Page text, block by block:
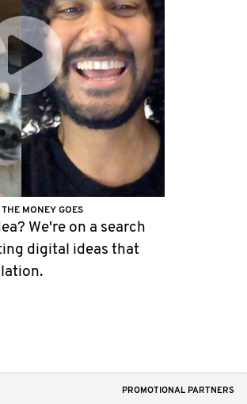
THE MONEY GOES
We're on a search
digital ideas that
PROMOTIONAL PARTNERS